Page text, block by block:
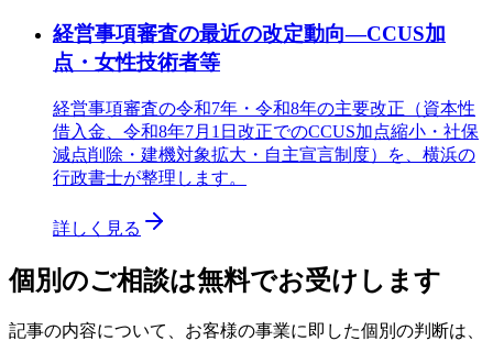
経営事項審査の最近の改定動向—CCUS加
点・女性技術者等
経営事項審査の令和7年・令和8年の主要改正（資本性
借入金、令和8年7月1日改正でのCCUS加点縮小・社保
減点削除・建機対象拡大・自主宣言制度）を、横浜の
行政書士が整理します。
詳しく見る
個別のご相談は無料でお受けします
記事の内容について、お客様の事業に即した個別の判断は、